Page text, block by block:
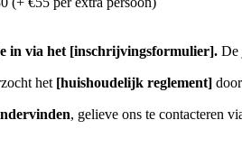
in via het [inschrijvingsformulier]. De
het [huishoudelijk reglement]
, gelieve ons te contacteren